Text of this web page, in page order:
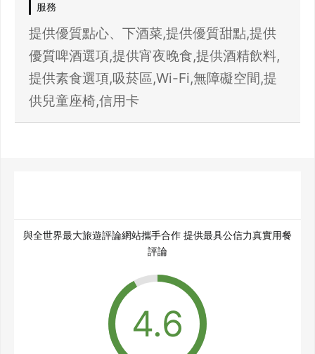
服務
提供優質點心、下酒菜,提供優質甜點,提供
優質啤酒選項,提供宵夜晚食,提供酒精飲料,
提供素食選項,吸菸區,Wi-Fi,無障礙空間,提
供兒童座椅,信用卡
與全世界最大旅遊評論網站攜手合作 提供最具公信力真實用餐
評論